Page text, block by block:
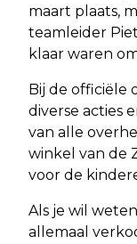
maart plaats,
teamleider
klaar waren
Bij de officiële
diverse acties
van alle
winkel van de
voor de
Als je wil
allemaal